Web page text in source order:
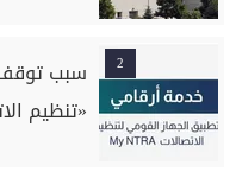
2
سبب
«تنظيم